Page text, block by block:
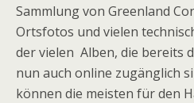
Sammlung von Greenland
Ortsfotos und vielen
der vielen Alben, die bereits
nun auch online zugänglich
können die meisten für den